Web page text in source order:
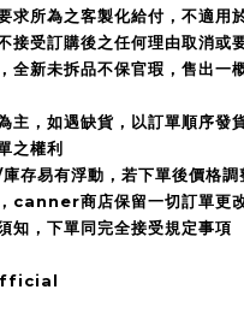
求所為之客製化給付，不適用
接受訂購後之任何理由取消或
全新未拆品不保官瑕，售出一
主，如遇缺貨，以訂單順序發
之權利
存易有浮動，若下單後價格調
canner商店保留一切訂單更
知，下單同完全接受規定事項